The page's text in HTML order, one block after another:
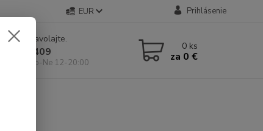
EUR Prihlásenie
rady? Zavolajte.
546 409
19:00, So-Ne 12-20:00
0 ks
za 0 €